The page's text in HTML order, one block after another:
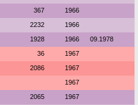
367 1966
2232 1966
1928 1966 09.1978
36 1967
2086 1967
1967
2065 1967